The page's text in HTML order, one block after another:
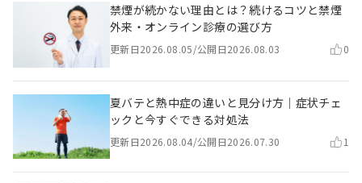
禁煙が続かない理由とは？続けるコツと禁煙
外来・オンライン診療の選び方
更新日2026.08.05/公開日2026.08.03 0
夏バテと熱中症の違いと見分け方｜症状チェ
ックと今すぐできる対処法
更新日2026.08.04/公開日2026.07.30 1